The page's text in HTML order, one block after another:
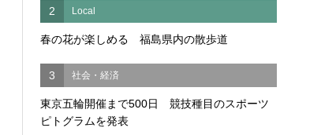
2 Local
春の花が楽しめる 福島県内の散歩道
3 社会・経済
東京五輪開催まで500日 競技種目のスポーツ
ピトグラムを発表